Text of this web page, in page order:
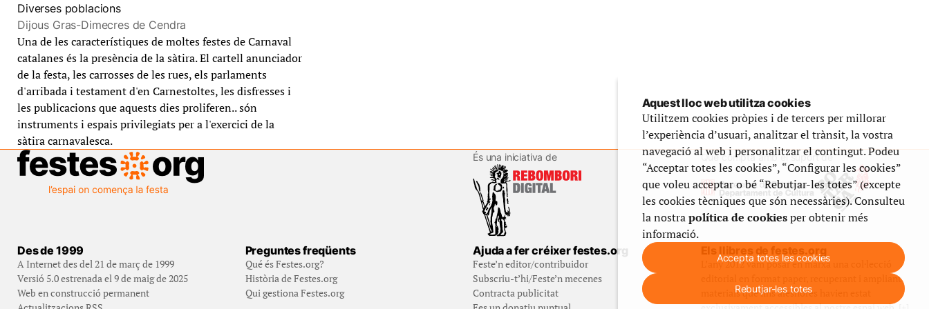
Diverses poblacions
Dijous Gras-Dimecres de Cendra
Una de les característiques de moltes festes de Carnaval
catalanes és la presència de la sàtira. El cartell anunciador
de la festa, les carrosses de les rues, els parlaments
d'arribada i testament d'en Carnestoltes, les disfresses i
les publicacions que aquests dies proliferen.. són
instruments i espais privilegiats per a l'exercici de la
sàtira carnavalesca.
És una iniciativa de Que compta amb el suport de
Des de 1999
A Internet des del 21 de març de 1999
Versió 5.0 estrenada el 9 de maig de 2025
Web en construcció permanent
Preguntes freqüents
Qué és Festes.org?
Història de Festes.org
Qui gestiona Festes.org
Ajuda a fer créixer festes.org
Feste’n editor/contribuidor
Subscriu-t’hi/Feste’n mecenes
Contracta publicitat
Els llibres de festes.org
L’any 2012 vam posar en marxa una col·lecció
editorial en format paper, recuperant i ampliant
materials que fins aleshores havien estat
Aquest lloc web utilitza cookies
Utilitzem cookies pròpies i de tercers per millorar
l’experiència d’usuari, analitzar el trànsit, la vostra
navegació al web i personalitzar el contingut. Podeu
“Acceptar totes les cookies”, “Configurar les cookies”
que voleu acceptar o bé “Rebutjar-les totes” (excepte
les cookies tècniques que són necessàries). Consulteu
la nostrapolítica de cookiesper obtenir més
informació.
Accepta totes les cookies
Rebutjar-les totes